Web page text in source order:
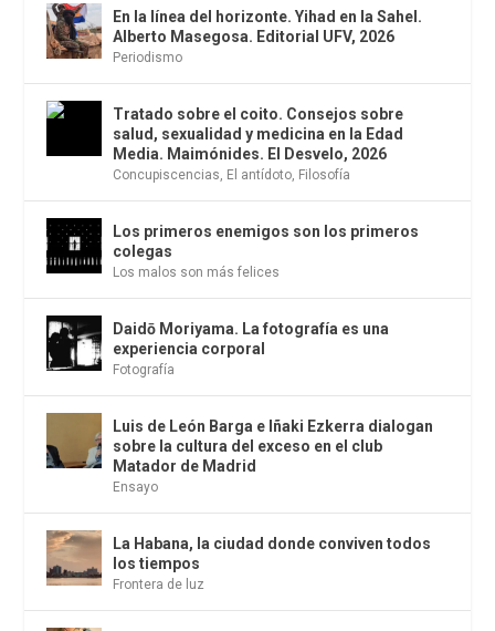
En la línea del horizonte. Yihad en la Sahel.
Alberto Masegosa. Editorial UFV, 2026
Periodismo
Tratado sobre el coito. Consejos sobre
salud, sexualidad y medicina en la Edad
Media. Maimónides. El Desvelo, 2026
Concupiscencias, El antídoto, Filosofía
Los primeros enemigos son los primeros
colegas
Los malos son más felices
Daidō Moriyama. La fotografía es una
experiencia corporal
Fotografía
Luis de León Barga e Iñaki Ezkerra dialogan
sobre la cultura del exceso en el club
Matador de Madrid
Ensayo
La Habana, la ciudad donde conviven todos
los tiempos
Frontera de luz